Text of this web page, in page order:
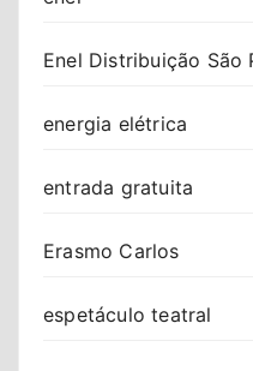
Enel Distribuição São
energia elétrica
entrada gratuita
Erasmo Carlos
espetáculo teatral